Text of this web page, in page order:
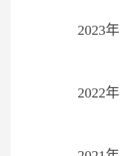
2023年
2022年